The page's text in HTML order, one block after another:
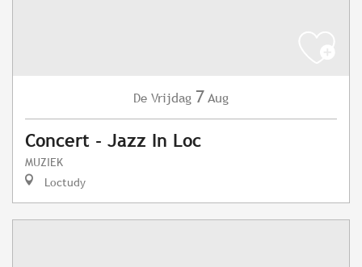
De Vrijdag 7 Aug
Concert - Jazz In Loc
MUZIEK
Loctudy